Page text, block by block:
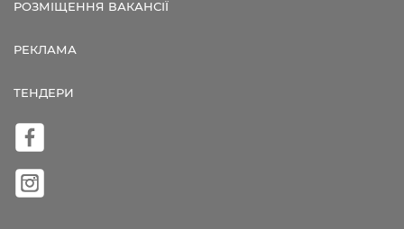
РОЗМІЩЕННЯ ВАКАНСІЇ
РЕКЛАМА
ТЕНДЕРИ